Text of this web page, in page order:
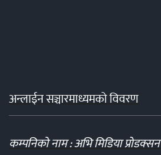
अन्लाईन सञ्चारमाध्यमको विवरण
कम्पनिको नाम : अभि मिडिया प्रोडक्सन